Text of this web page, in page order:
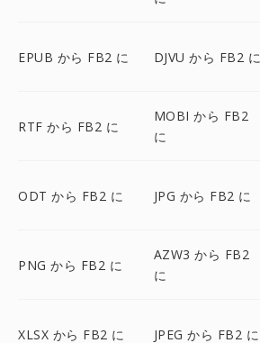
EPUB から FB2 に DJVU から FB2 に
RTF から FB2 に
MOBI から FB2
に
ODT から FB2 に JPG から FB2 に
PNG から FB2 に
AZW3 から FB2
に
XLSX から FB2 に JPEG から FB2 に